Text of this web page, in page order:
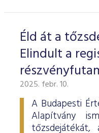
Éld át a
Elindult a
2025. febr. 10.
A Budapesti
Alapítvány
tőzsdejátékát,